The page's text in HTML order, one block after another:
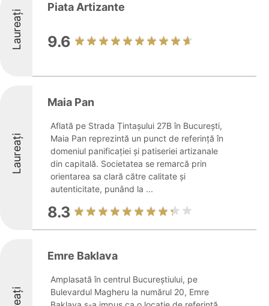
Laureați
Piata Artizante
9.6
Laureați
Maia Pan
Aflată pe Strada Țintașului 27B în București,
Maia Pan reprezintă un punct de referință în
domeniul panificației și patiseriei artizanale
din capitală. Societatea se remarcă prin
orientarea sa clară către calitate și
autenticitate, punând la ...
8.3
Emre Baklava
Amplasată în centrul Bucureștiului, pe
Bulevardul Magheru la numărul 20, Emre